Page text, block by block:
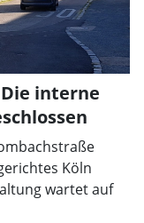
interne
Köln
wartet auf